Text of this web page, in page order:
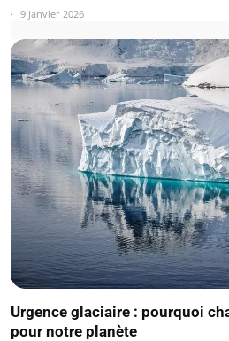
9 janvier 2026
Urgence glaciaire : pourquoi
pour notre planète